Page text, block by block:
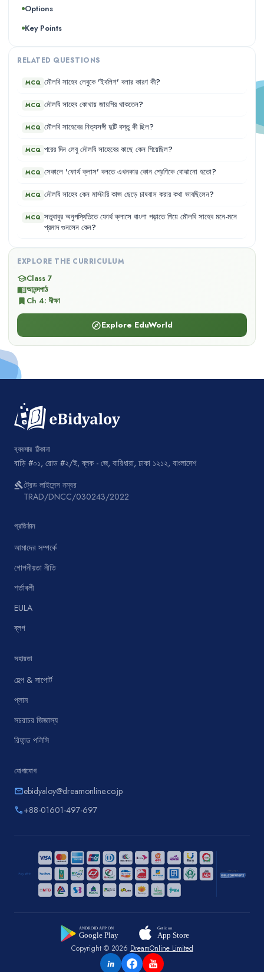
Options
Key Points
RELATED QUESTIONS
MCQ মৌলবি সাহেব লেবুকে 'ইবলিশ' বলার কারণ কী?
MCQ মৌলবি সাহেব কোথায় জায়গির থাকতেন?
MCQ মৌলবি সাহেবের নিত্যসঙ্গী দুটি বস্তু কী ছিল?
MCQ পরের দিন লেবু মৌলবি সাহেবের কাছে কেন গিয়েছিল?
MCQ সেকালে 'ফোর্থ ক্লাস' বলতে এখনকার কোন শ্রেণিকে বোঝানো হতো?
MCQ মৌলবি সাহেব কেন মাস্টারি কাজ ছেড়ে চাষবাস করার কথা ভাবছিলেন?
MCQ সতুবাবুর অনুপস্থিতিতে ফোর্থ ক্লাসে বাংলা পড়াতে গিয়ে মৌলবি সাহেব মনে-মনে
প্রমাদ গুনলেন কেন?
EXPLORE THE CURRICULUM
schoolClass 7
menu_bookআনন্দপাঠ
bookmark Ch 4:দীক্ষা
exploreExplore EduWorld
ব্যবসার ঠিকানা
বাড়ি #০১, রোড #২/ই, ব্লক - জে, বারিধারা, ঢাকা ১২১২, বাংলাদেশ
gavelট্রেড লাইসেন্স নম্বর
TRAD/DNCC/030243/2022
প্রতিষ্ঠান
আমাদের সম্পর্কে
গোপনীয়তা নীতি
শর্তাবলী
EULA
ব্লগ
সহায়তা
হেল্প & সাপোর্ট
প্লান
সচরাচর জিজ্ঞাস্য
রিফান্ড পলিসি
যোগাযোগ
emailebidyaloy@dreamonline.co.jp
phone+88-01601-497-697
Copyright © 2026 DreamOnline Limited
in